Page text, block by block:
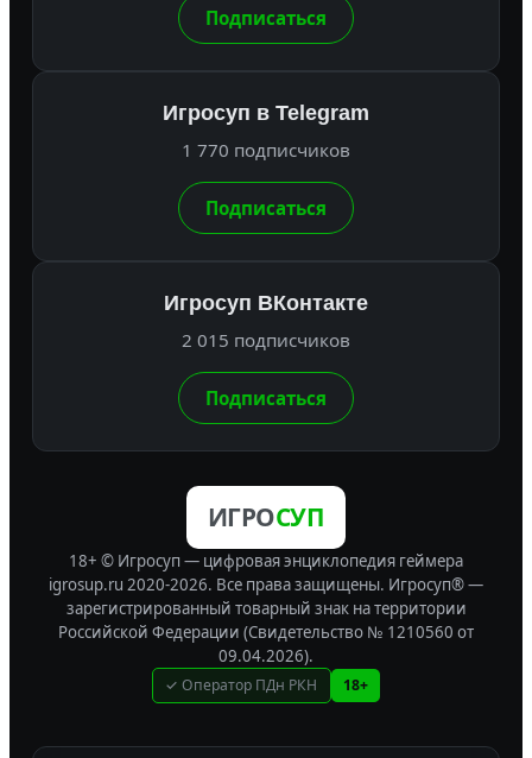
Подписаться
Игросуп в Telegram
1 770 подписчиков
Подписаться
Игросуп ВКонтакте
2 015 подписчиков
Подписаться
ИГРОСУП
18+ © Игросуп — цифровая энциклопедия геймера
igrosup.ru 2020-2026. Все права защищены. Игросуп® —
зарегистрированный товарный знак на территории
Российской Федерации (Свидетельство № 1210560 от
09.04.2026).
✓ Оператор ПДн РКН 18+